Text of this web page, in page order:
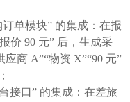
单模块” 的集成：在报
价 90 元” 后，生成采
商 A”“物资 X”“90 元”
接口” 的集成：在差旅